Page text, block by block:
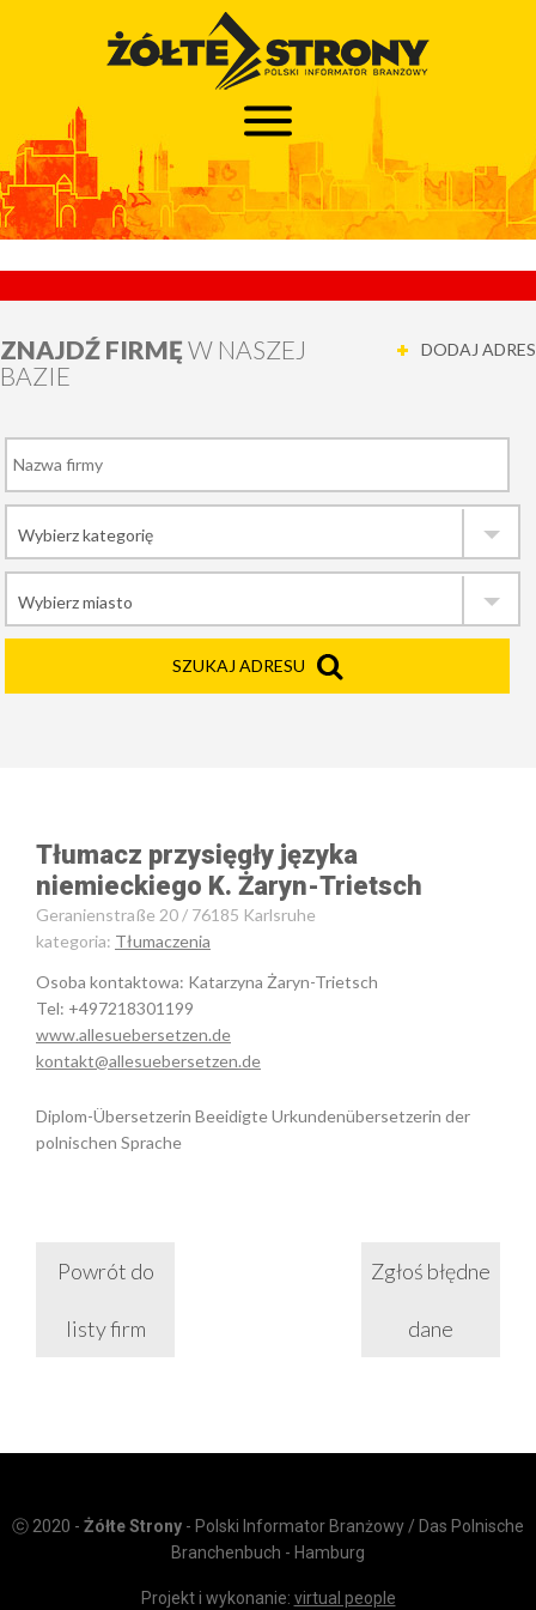
DODAJ ADRES
ZNAJDŹ FIRMĘ W NASZEJ
BAZIE
SZUKAJ ADRESU
Tłumacz przysięgły języka
niemieckiego K. Żaryn-Trietsch
Geranienstraße 20 / 76185 Karlsruhe
kategoria: Tłumaczenia
Osoba kontaktowa: Katarzyna Żaryn-Trietsch
Tel: +497218301199
www.allesuebersetzen.de
kontakt@allesuebersetzen.de
Diplom-Übersetzerin Beeidigte Urkundenübersetzerin der
polnischen Sprache
Powrót do
listy firm
Zgłoś błędne
dane
ⓒ 2020 - Żółte Strony - Polski Informator Branżowy / Das Polnische
Branchenbuch - Hamburg
Projekt i wykonanie: virtual people